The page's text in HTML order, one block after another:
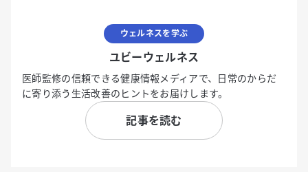
ウェルネスを学ぶ
ユビーウェルネス
医師監修の信頼できる健康情報メディアで、日常のからだ
に寄り添う生活改善のヒントをお届けします。
記事を読む